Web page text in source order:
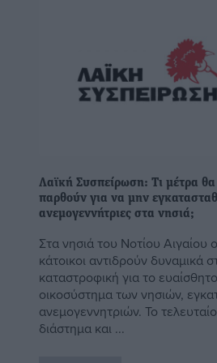
Λαϊκή Συσπείρωση: Τι μέτρα θα
παρθούν για να μην
ανεμογεννήτριες στα νησιά;
Στα νησιά του Νοτίου Αιγαίου
κάτοικοι αντιδρούν δυναμικά
καταστροφική για το ευαίσθητο
οικοσύστημα των νησιών,
ανεμογεννητριών. Το τελευταίο
διάστημα και ...